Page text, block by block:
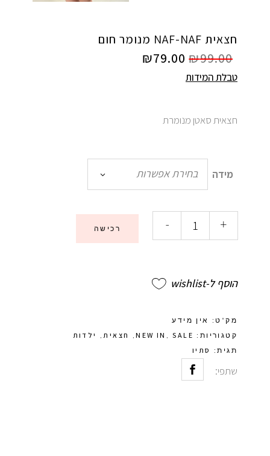
חצאית NAF-NAF מנומר חום
₪99.00
₪79.00
טבלת המידות
חצאית סאטן מנומרת
מידה בחירת אפשרות
- + רכישה
הוסף ל-wishlist
מק"ט: אין מידע
קטגוריות: NEW IN ,SALE
, חצאית, ילדות
תגית: סתיו
שתפי: